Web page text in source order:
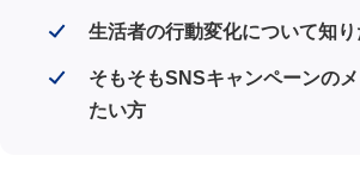
生活者の行動変化について知
そもそもSNSキャンペーンの
たい方